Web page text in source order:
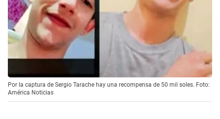
Por la captura de Sergio Tarache hay una recompensa de 50 mil soles. Foto:
América Noticias